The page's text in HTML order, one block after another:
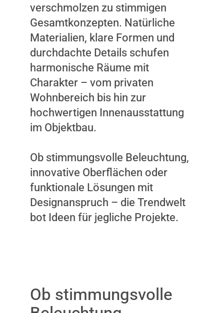
verschmolzen zu stimmigen
Gesamtkonzepten. Natürliche
Materialien, klare Formen und
durchdachte Details schufen
harmonische Räume mit
Charakter – vom privaten
Wohnbereich bis hin zur
hochwertigen Innenausstattung
im Objektbau.
Ob stimmungsvolle Beleuchtung,
innovative Oberflächen oder
funktionale Lösungen mit
Designanspruch – die Trendwelt
bot Ideen für jegliche Projekte.
Zustimmung dazu gegeben
haben. Durch das Laden
Ob stimmungsvolle